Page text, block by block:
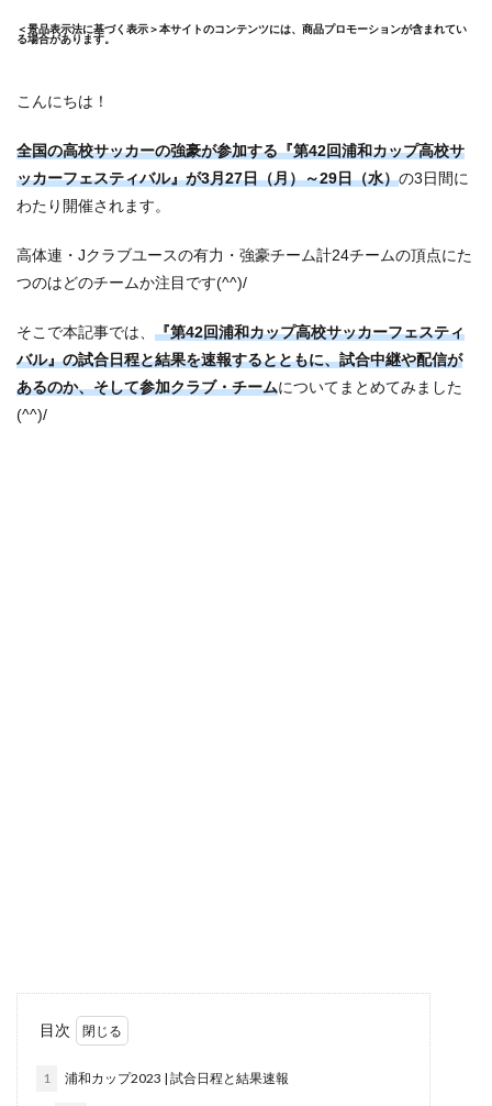
＜景品表示法に基づく表示＞本サイトのコンテンツには、商品プロモーションが含まれてい
る場合があります。
こんにちは！
全国の高校サッカーの強豪が参加する『第42回浦和カップ高校サ
ッカーフェスティバル』が3月27日（月）～29日（水）の3日間に
わたり開催されます。
高体連・Jクラブユースの有力・強豪チーム計24チームの頂点にた
つのはどのチームか注目です(^^)/
そこで本記事では、 『第42回浦和カップ高校サッカーフェスティ
バル』の試合日程と結果を速報するとともに、試合中継や配信が
あるのか、そして参加クラブ・チームについてまとめてみました
(^^)/
目次
1 浦和カップ2023 | 試合日程と結果速報